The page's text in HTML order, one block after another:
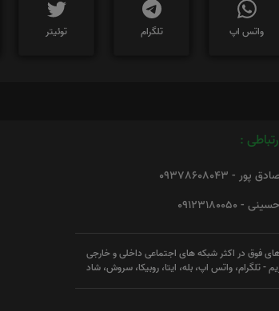
واتس اپ تلگرام توئیتر
:
- 09378608043
های فوق در اکثر شبکه های اجتماعی داخلی و خارجی
- تلگرام، واتس اپ، بله، ایتا، روبیکا، سروش، شاد